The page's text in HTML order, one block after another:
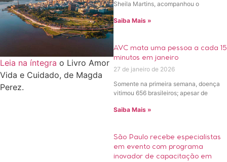
Leia na íntegra o Livro Amor
Vida e Cuidado, de Magda
Perez.
Sheila Martins, acompanhou o
Saiba Mais »
AVC mata uma pessoa a cada 15
minutos em janeiro
27 de janeiro de 2026
Somente na primeira semana, doença
vitimou 656 brasileiros; apesar de
Saiba Mais »
São Paulo recebe especialistas
em evento com programa
inovador de capacitação em